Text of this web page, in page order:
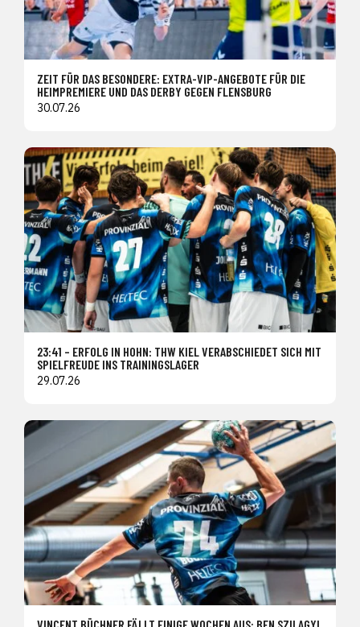
ZEIT FÜR DAS BESONDERE: EXTRA-VIP-ANGEBOTE FÜR DIE
HEIMPREMIERE UND DAS DERBY GEGEN FLENSBURG
30.07.26
23:41 – ERFOLG IN HOHN: THW KIEL VERABSCHIEDET SICH MIT
SPIELFREUDE INS TRAININGSLAGER
29.07.26
VINCENT BÜCHNER FÄLLT EINIGE WOCHEN AUS: BEN SZILAGYI